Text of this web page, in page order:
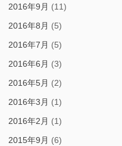
2016年9月 (11)
2016年8月 (5)
2016年7月 (5)
2016年6月 (3)
2016年5月 (2)
2016年3月 (1)
2016年2月 (1)
2015年9月 (6)